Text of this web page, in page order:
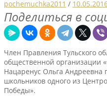
pochemuchka2011 /
Поделиться в
Член Правления Тульского
общественной организации
Нацаренус Ольга Андреевна
школьников одного из
Победы».